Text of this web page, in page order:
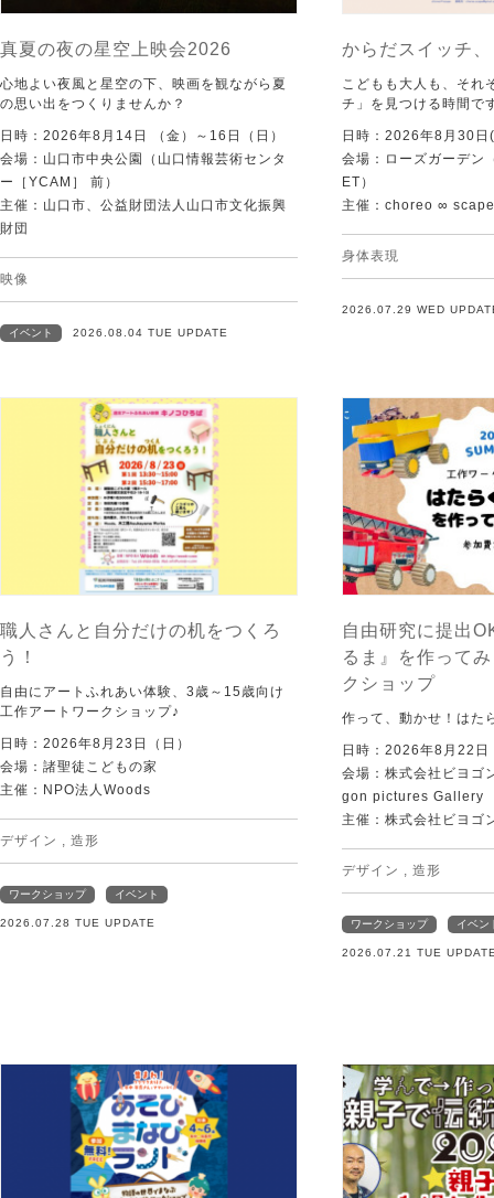
真夏の夜の星空上映会2026
心地よい夜風と星空の下、映画を観ながら夏
の思い出をつくりませんか？
日時：2026年8月14日 （金）～16日（日）
会場：山口市中央公園（山口情報芸術センタ
ー［YCAM］ 前）
主催：山口市、公益財団法人山口市文化振興
財団
映像
イベント 2026.08.04 TUE UPDATE
からだスイッチ
こどもも大人も、それ
チ」を見つける時間で
日時：2026年8月30日
会場：ローズガーデン
ET）
主催：choreo ∞ scape
身体表現
2026.07.29 WED
職人さんと自分だけの机をつくろ
う！
自由にアートふれあい体験、3歳～15歳向け
工作アートワークショップ♪
日時：2026年8月23日（日）
会場：諸聖徒こどもの家
主催：NPO法人Woods
デザイン 造形
ワークショップ イベント
2026.07.28 TUE UPDATE
自由研究に提出
るま』を作って
クショップ
作って、動かせ！はた
日時：2026年8月22日
会場：株式会社ビヨ
gon pictures Gallery
主催：株式会社ビヨゴ
デザイン 造形
ワークショップ イベン
2026.07.21 TUE